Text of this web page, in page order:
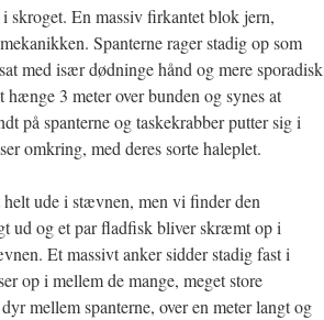
skroget. En massiv firkantet blok jern,
Spanterne rager stadig op som
med især dødninge hånd og mere sporadisk
3 meter over bunden og synes at
på spanterne og taskekrabber putter sig i
omkring, med deres sorte haleplet.
ude i stævnen, men vi finder den
ud og et par fladfisk bliver skræmt op i
Et massivt anker sidder stadig fast i
op i mellem de mange, meget store
mellem spanterne, over en meter langt og